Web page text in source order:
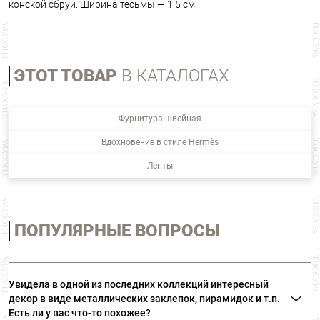
конской сбруи. Ширина тесьмы — 1.5 см.
ЭТОТ ТОВАР В КАТАЛОГАХ
Фурнитура швейная
Вдохновение в стиле Hermès
Ленты
ПОПУЛЯРНЫЕ ВОПРОСЫ
Увидела в одной из последних коллекций интересный
декор в виде металлических заклепок, пирамидок и т.п.
Есть ли у вас что-то похожее?